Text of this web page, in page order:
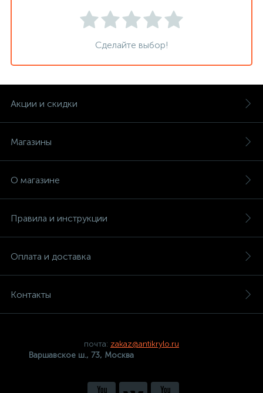
Сделайте выбор!
Акции и скидки
Магазины
О магазине
Правила и инструкции
Оплата и доставка
Контакты
почта: zakaz@antikrylo.ru
Варшавское ш., 73, Москва